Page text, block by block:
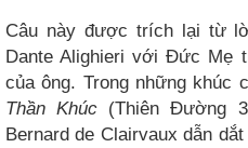
Câu này được trích lại từ
Dante Alighieri với Đức Mẹ
của ông. Trong những khúc
Thần Khúc (Thiên Đường
Bernard de Clairvaux dẫn